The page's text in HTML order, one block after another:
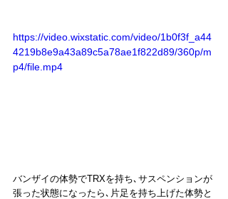
https://video.wixstatic.com/video/1b0f3f_a44
4219b8e9a43a89c5a78ae1f822d89/360p/m
p4/file.mp4
バンザイの体勢でTRXを持ち､サスペンションが
張った状態になったら､片足を持ち上げた体勢と